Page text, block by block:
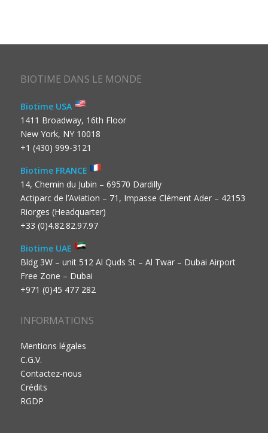
BIOTIME DANS LE MONDE
Biotime USA
1411 Broadway, 16th Floor
New York, NY 10018
+1 (430) 999-3121
Biotime FRANCE
14, Chemin du Jubin – 69570 Dardilly
Actiparc de l’Aviation – 71, Impasse Clément Ader – 42153
Riorges (Headquarter)
+33 (0)4.82.82.97.97
Biotime UAE
Bldg 3W – unit 512 Al Quds St – Al Twar – Dubai Airport
Free Zone – Dubai
+971 (0)45 477 282
INFORMATIONS
Mentions légales
C.G.V.
Contactez-nous
Crédits
RGDP